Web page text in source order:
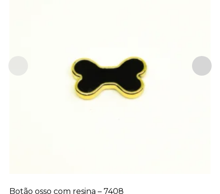
Botão osso com resina – 7408